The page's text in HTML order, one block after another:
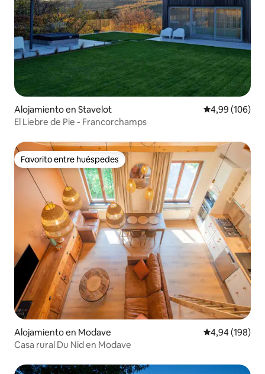
Alojamiento en Stavelot Calificación
4,99 (106)
El Liebre de Pie - Francorchamps
Favorito entre huéspedes
Favorito entre huéspedes
Alojamiento en Modave Calificación
4,94 (198)
Casa rural Du Nid en Modave